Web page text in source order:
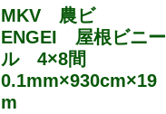
MKV 農ビ
ENGEI 屋根ビニー
ル 4×8間
0.1mm×930cm×19
m